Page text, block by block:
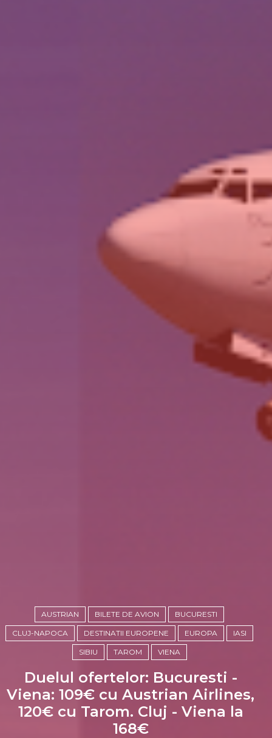
AUSTRIAN BILETE DE AVION BUCURESTI
CLUJ-NAPOCA DESTINATII EUROPENE EUROPA IASI
SIBIU TAROM VIENA
Duelul ofertelor: Bucuresti -
Viena: 109€ cu Austrian Airlines,
120€ cu Tarom. Cluj - Viena la
168€